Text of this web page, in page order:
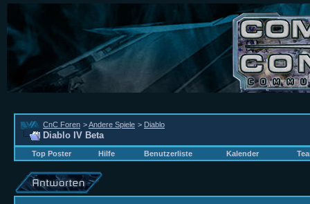
CnC Foren >Andere Spiele > Diablo
Diablo IV Beta
Top Poster Hilfe Benutzerliste Kalender